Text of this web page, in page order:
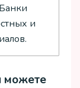
и
можете